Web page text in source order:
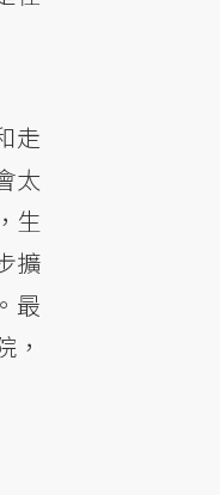
走
太
生
擴
最
，